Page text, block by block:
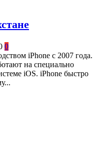
0
iPhone с 2007 года.
на специально
iOS. iPhone быстро